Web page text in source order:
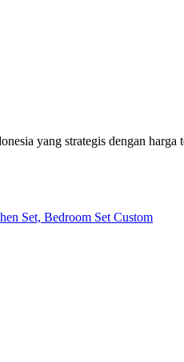
yang strategis dengan
Set, Bedroom Set Custom